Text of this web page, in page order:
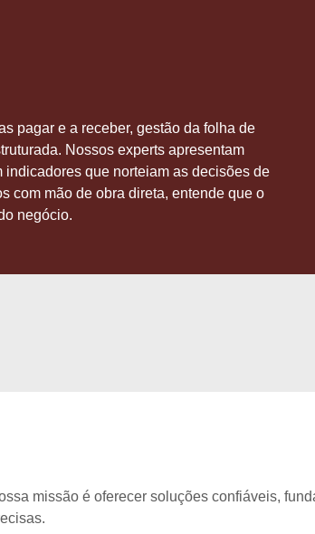
pagar e a receber, gestão da folha de
Nossos experts apresentam
que norteiam as decisões de
com mão de obra direta, entende que o
negócio.
missão é oferecer soluções confiáveis,